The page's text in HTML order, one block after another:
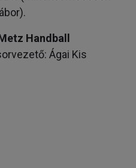
Handball
Ágai Kis